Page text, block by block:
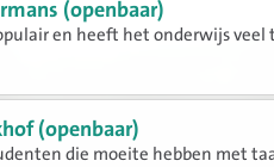
(openbaar)
en heeft het onderwijs veel
(openbaar)
die moeite hebben met